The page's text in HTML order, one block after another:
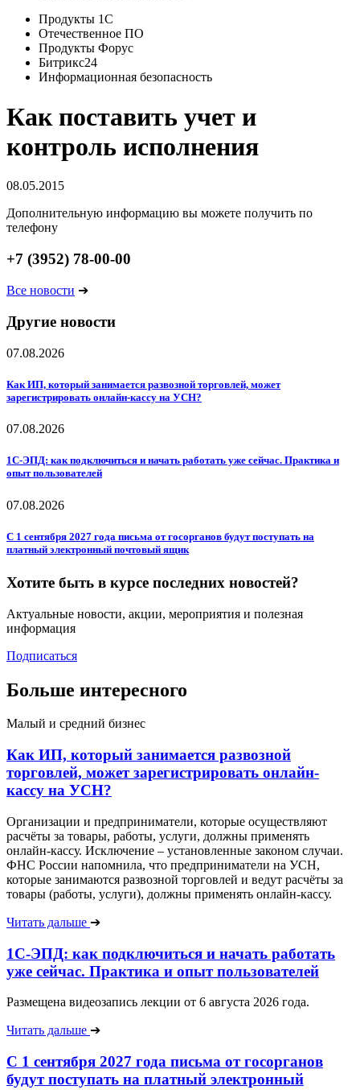
Продукты 1С
Отечественное ПО
Продукты Форус
Битрикс24
Информационная безопасность
Как поставить учет и
контроль исполнения
08.05.2015
Дополнительную информацию вы можете получить по
телефону
+7 (3952) 78-00-00
Все новости ➔
Другие новости
07.08.2026
Как ИП, который занимается развозной торговлей, может
зарегистрировать онлайн-кассу на УСН?
07.08.2026
1С-ЭПД: как подключиться и начать работать уже сейчас. Практика и
опыт пользователей
07.08.2026
С 1 сентября 2027 года письма от госорганов будут поступать на
платный электронный почтовый ящик
Хотите быть в курсе последних новостей?
Актуальные новости, акции, мероприятия и полезная
информация
Подписаться
Больше интересного
Малый и средний бизнес
Как ИП, который занимается развозной
торговлей, может зарегистрировать онлайн-
кассу на УСН?
Организации и предприниматели, которые осуществляют
расчёты за товары, работы, услуги, должны применять
онлайн-кассу. Исключение – установленные законом случаи.
ФНС России напомнила, что предприниматели на УСН,
которые занимаются развозной торговлей и ведут расчёты за
товары (работы, услуги), должны применять онлайн-кассу.
Читать дальше ➔
1С-ЭПД: как подключиться и начать работать
уже сейчас. Практика и опыт пользователей
Размещена видеозапись лекции от 6 августа 2026 года.
Читать дальше ➔
С 1 сентября 2027 года письма от госорганов
будут поступать на платный электронный